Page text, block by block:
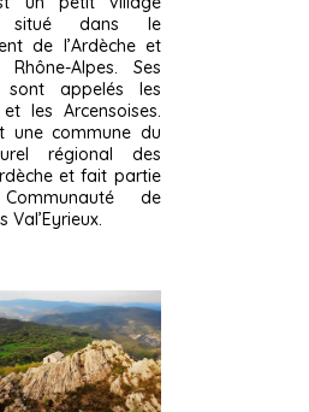
situé dans le
de l’Ardèche et
Alpes. Ses
sont appelés les
les Arcensoises.
une commune du
régional des
et fait partie
de
Val’Eyrieux.